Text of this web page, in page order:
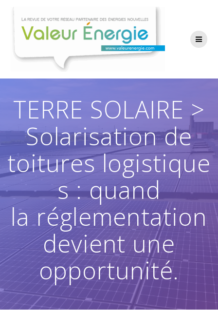
contenu
TERRE SOLAIRE >
Solarisation de
toitures logistique
s : quand
la réglementation
devient une
opportunité.